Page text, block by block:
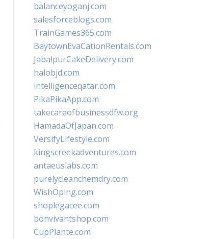
balanceyoganj.com
salesforceblogs.com
TrainGames365.com
BaytownEvaCationRentals.com
JabalpurCakeDelivery.com
halobjd.com
intelligenceqatar.com
PikaPikaApp.com
takecareofbusinessdfw.org
HamadaOfJapan.com
VersifyLifestyle.com
kingscreekadventures.com
antaeuslabs.com
purelycleanchemdry.com
WishOping.com
shoplegacee.com
bonvivantshop.com
CupPlante.com